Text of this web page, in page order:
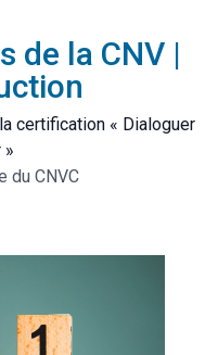
de la CNV |
certification « Dialoguer
»
du CNVC